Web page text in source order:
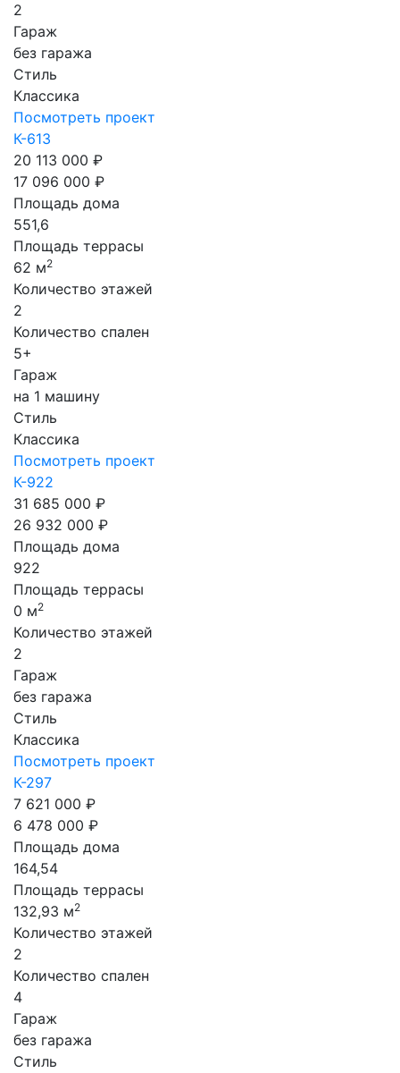
2
Гараж
без гаража
Стиль
Классика
Посмотреть проект
К-613
20 113 000 ₽
17 096 000 ₽
Площадь дома
551,6
Площадь террасы
62 м2
Количество этажей
2
Количество спален
5+
Гараж
на 1 машину
Стиль
Классика
Посмотреть проект
К-922
31 685 000 ₽
26 932 000 ₽
Площадь дома
922
Площадь террасы
0 м2
Количество этажей
2
Гараж
без гаража
Стиль
Классика
Посмотреть проект
К-297
7 621 000 ₽
6 478 000 ₽
Площадь дома
164,54
Площадь террасы
132,93 м2
Количество этажей
2
Количество спален
4
Гараж
без гаража
Стиль